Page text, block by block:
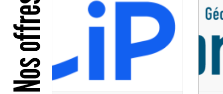
Nos offres